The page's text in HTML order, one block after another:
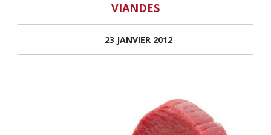
VIANDES
23 JANVIER 2012